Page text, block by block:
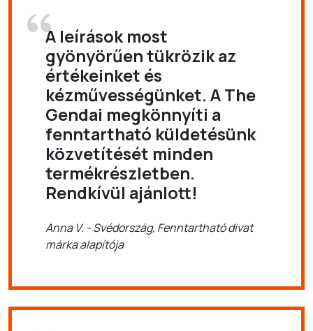
A leírások most
gyönyörűen tükrözik az
értékeinket és
kézművességünket. A The
Gendai megkönnyíti a
fenntartható küldetésünk
közvetítését minden
termékrészletben.
Rendkívül ajánlott!
Anna V. - Svédország, Fenntartható divat
márka alapítója